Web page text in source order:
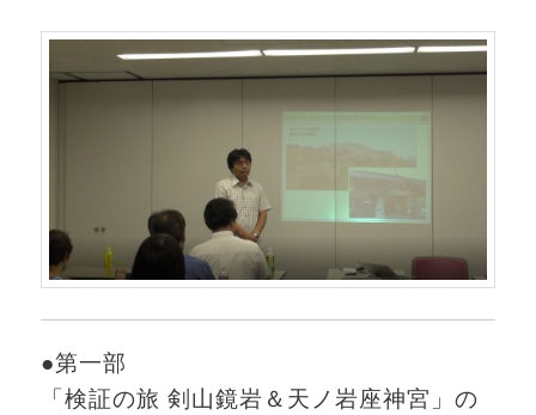
●第一部
「検証の旅 剣山鏡岩＆天ノ岩座神宮」の